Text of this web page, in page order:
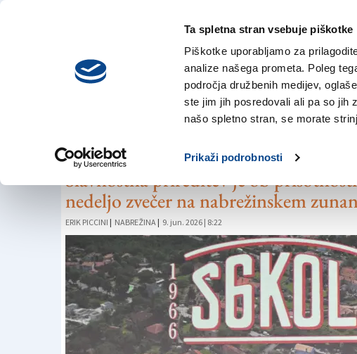
Ta spletna stran vsebuje piškotke
Piškotke uporabljamo za
analize našega prometa. Poleg
področja družbenih medijev,
ste jim jih posredovali ali pa so jih
našo spletno stran, se morate
Prikaži podrobnosti
četrtek,
6. avgusta 2026
V Nabrežini proslavili
Slavnostna prireditev je ob
nedeljo zvečer na nabrežinskem
ERIK PICCINI | NABREŽINA | 9. jun. 2026 | 8:22